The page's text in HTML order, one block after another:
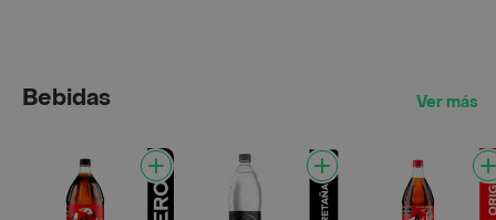
Bebidas Ver más